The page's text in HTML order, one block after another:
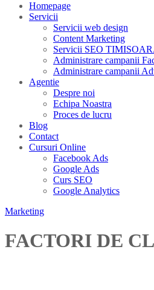
Homepage
Servicii
Servicii web design
Content Marketing
Servicii SEO
Administrare campanii
Administrare campanii
Agentie
Despre noi
Echipa Noastra
Proces de lucru
Blog
Contact
Cursuri Online
Facebook Ads
Google Ads
Curs SEO
Google Analytics
Marketing
FACTORI DE